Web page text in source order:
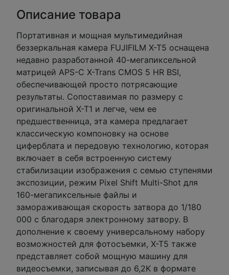
Описание товара
Портативная и мощная мультимедийная
беззеркальная камера FUJIFILM X-T5 оснащена
недавно разработанной 40-мегапиксельной
матрицей APS-C X-Trans CMOS 5 HR BSI,
обеспечивающей просто потрясающие
результаты. Сопоставимая по размеру с
оригинальной X-T1 и легче, чем ее
предшественница, эта камера предлагает
классическую компоновку на основе
циферблата и передовую технологию, которая
включает в себя встроенную систему
стабилизации изображения с семью ступенями
экспозиции, режим Pixel Shift Multi-Shot для
160-мегапиксельные файлы и
замораживающая скорость затвора до 1/180
000 с благодаря электронному затвору. В
дополнение к своему универсальному набору
возможностей для фотосъемки, X-T5 также
представляет собой мощную машину для
видеосъемки, записывая до 6,2K в формате